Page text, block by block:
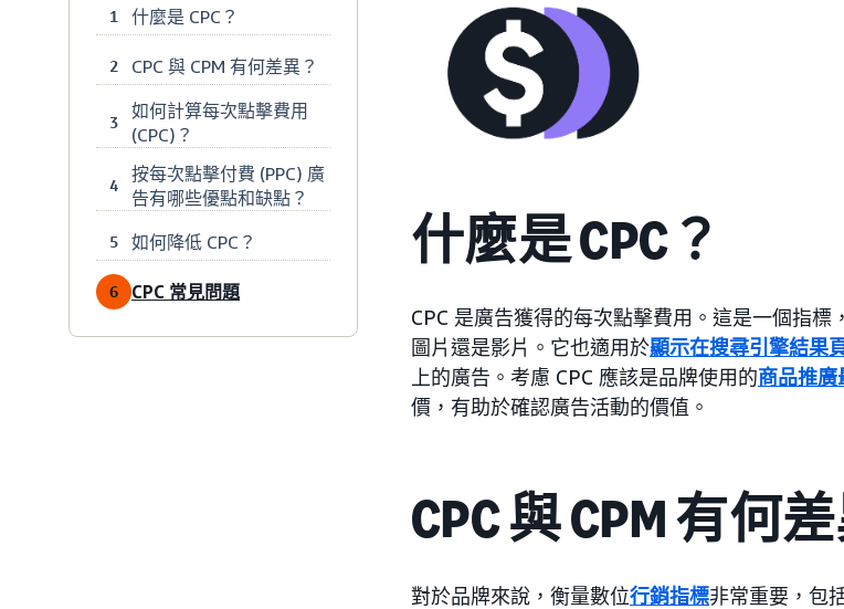
1 什麼是 CPC？
2 CPC 與 CPM 有何差異？
3
如何計算每次點擊費用
(CPC)？
4
按每次點擊付費 (PPC) 廣
告有哪些優點和缺點？
5 如何降低 CPC？
6 CPC 常見問題
什麼是 CPC？
CPC 是廣告獲得的每次點擊費用。這是一個指
圖片還是影片。它也適用於顯示在搜尋引擎結果
上的廣告。考慮 CPC 應該是品牌使用的商品推廣
價，有助於確認廣告活動的價值。
CPC 與 CPM 有何
對於品牌來說，衡量數位行銷指標非常重要，包